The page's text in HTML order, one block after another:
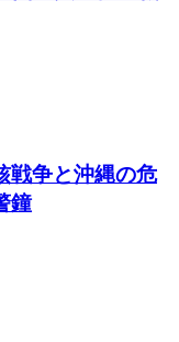
戦争と沖縄の危
鐘